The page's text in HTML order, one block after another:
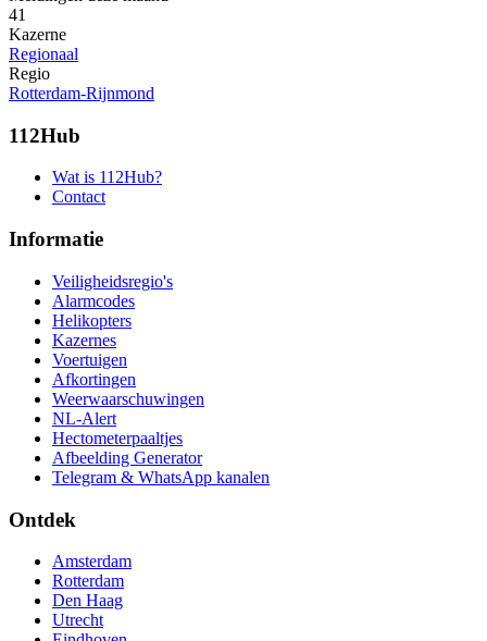
41
Kazerne
Regionaal
Regio
Rotterdam-Rijnmond
112Hub
Wat is 112Hub?
Contact
Informatie
Veiligheidsregio's
Alarmcodes
Helikopters
Kazernes
Voertuigen
Afkortingen
Weerwaarschuwingen
NL-Alert
Hectometerpaaltjes
Afbeelding Generator
Telegram & WhatsApp kanalen
Ontdek
Amsterdam
Rotterdam
Den Haag
Utrecht